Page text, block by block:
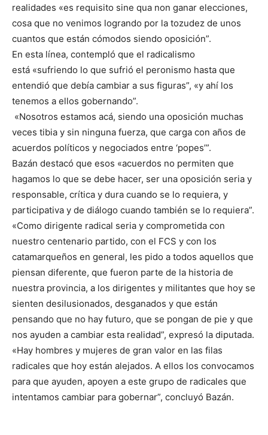
realidades «es requisito sine qua non ganar elecciones,
cosa que no venimos logrando por la tozudez de unos
cuantos que están cómodos siendo oposición”.
En esta línea, contempló que el radicalismo
está «sufriendo lo que sufrió el peronismo hasta que
entendió que debía cambiar a sus figuras”, «y ahí los
tenemos a ellos gobernando”.
«Nosotros estamos acá, siendo una oposición muchas
veces tibia y sin ninguna fuerza, que carga con años de
acuerdos políticos y negociados entre ‘popes’”.
Bazán destacó que esos «acuerdos no permiten que
hagamos lo que se debe hacer, ser una oposición seria y
responsable, crítica y dura cuando se lo requiera, y
participativa y de diálogo cuando también se lo requiera”.
«Como dirigente radical seria y comprometida con
nuestro centenario partido, con el FCS y con los
catamarqueños en general, les pido a todos aquellos que
piensan diferente, que fueron parte de la historia de
nuestra provincia, a los dirigentes y militantes que hoy se
sienten desilusionados, desganados y que están
pensando que no hay futuro, que se pongan de pie y que
nos ayuden a cambiar esta realidad”, expresó la diputada.
«Hay hombres y mujeres de gran valor en las filas
radicales que hoy están alejados. A ellos los convocamos
para que ayuden, apoyen a este grupo de radicales que
intentamos cambiar para gobernar”, concluyó Bazán.